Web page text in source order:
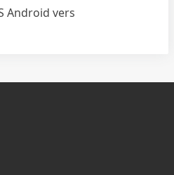
Android vers